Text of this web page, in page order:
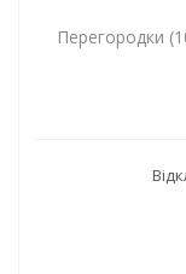
Перегородки